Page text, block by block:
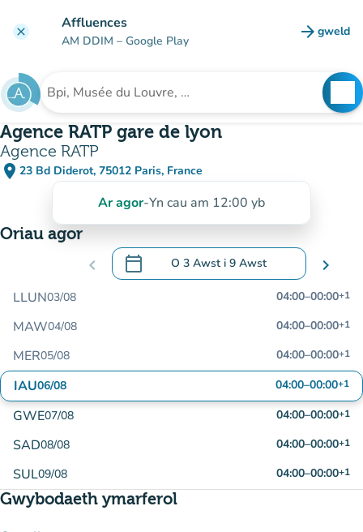
clear Affluences
AM DDIM – Google Play arrow_forward gweld
(tab
Chwilio am sefydliad
Agence RATP gare de lyon
Agence RATP
place 23 Bd Diderot, 75012 Paris, France
(agor yn Google Maps)
(tab newydd)
Ar agor-Yn cau am 12:00 yb
Oriau agor
chevron_left calendar_today O 3 Awst i 9 Awst
.Agor y calendr i newid dyddiadau chevron_right
LLUN03/08 04:00–00:00+1
MAW04/08 04:00–00:00+1
MER05/08 04:00–00:00+1
IAU06/08 04:00–00:00+1
GWE07/08 04:00–00:00+1
SAD08/08 04:00–00:00+1
SUL09/08 04:00–00:00+1
Gwybodaeth ymarferol